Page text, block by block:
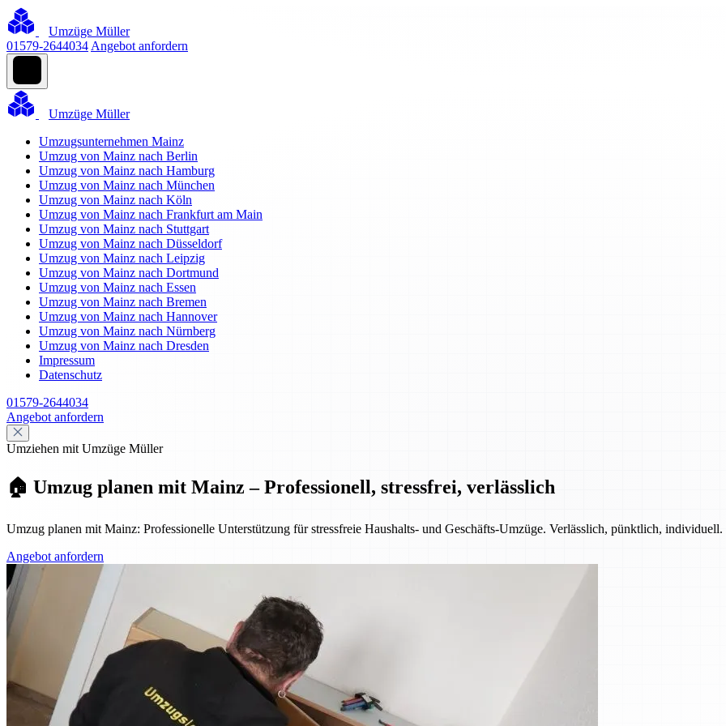
Umzüge Müller
01579-2644034 Angebot anfordern
Umzüge Müller
Umzugsunternehmen Mainz
Umzug von Mainz nach Berlin
Umzug von Mainz nach Hamburg
Umzug von Mainz nach München
Umzug von Mainz nach Köln
Umzug von Mainz nach Frankfurt am Main
Umzug von Mainz nach Stuttgart
Umzug von Mainz nach Düsseldorf
Umzug von Mainz nach Leipzig
Umzug von Mainz nach Dortmund
Umzug von Mainz nach Essen
Umzug von Mainz nach Bremen
Umzug von Mainz nach Hannover
Umzug von Mainz nach Nürnberg
Umzug von Mainz nach Dresden
Impressum
Datenschutz
01579-2644034
Angebot anfordern
Umziehen mit Umzüge Müller
🏠 Umzug planen mit Mainz – Professionell, stressfrei, verlässlich
Umzug planen mit Mainz: Professionelle Unterstützung für stressfreie Haushalts- und Geschäfts-Umzüge. Verlässlich, pünktlich, individuell.
Angebot anfordern